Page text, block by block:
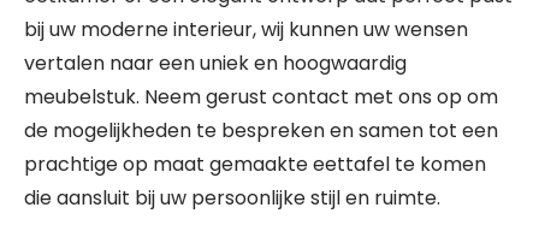
bij uw moderne interieur, wij kunnen uw wensen
vertalen naar een uniek en hoogwaardig
meubelstuk. Neem gerust contact met ons op om
de mogelijkheden te bespreken en samen tot een
prachtige op maat gemaakte eettafel te komen
die aansluit bij uw persoonlijke stijl en ruimte.